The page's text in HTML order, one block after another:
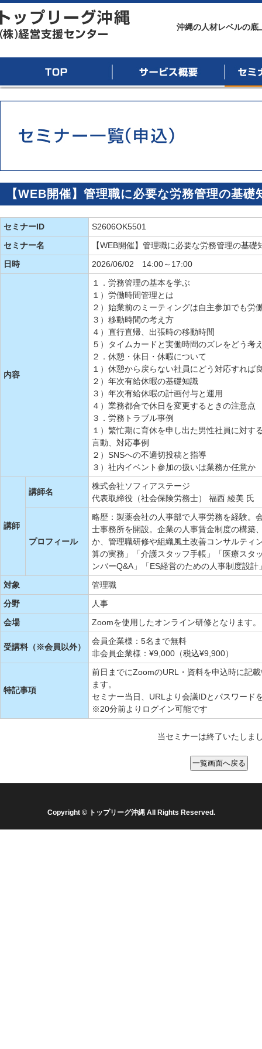
沖縄の人材レベルの底
【WEB開催】管理職に必要な労務管理の基礎
セミナーID
S2606OK5501
セミナー名
【WEB開催】管理職に必要な労務管理の基礎
日時
2026/06/02 14:00～17:00
内容
１．労務管理の基本を学ぶ
１）労働時間管理とは
２）始業前のミーティングは自主参加でも労
３）移動時間の考え方
４）直行直帰、出張時の移動時間
５）タイムカードと実働時間のズレをどう考
２．休憩・休日・休暇について
１）休憩から戻らない社員にどう対応すれば
２）年次有給休暇の基礎知識
３）年次有給休暇の計画付与と運用
４）業務都合で休日を変更するときの注意点
３．労務トラブル事例
１）繁忙期に育休を申し出た男性社員に対す
言動、対応事例
２）SNSへの不適切投稿と指導
３）社内イベント参加の扱いは業務か任意か
講師
講師名
株式会社ソフィアステージ
代表取締役（社会保険労務士） 福西 綾美 氏
プロフィール
略歴：製薬会社の人事部で人事労務を経験。
士事務所を開設。企業の人事賃金制度の構築
か、管理職研修や組織風土改善コンサルティ
算の実務」「介護スタッフ手帳」「医療スタ
ンバーQ&A」「ES経営のための人事制度設計
対象
管理職
分野
人事
会場
Zoomを使用したオンライン研修となります。
受講料（※会員以外）
会員企業様：5名まで無料
非会員企業様：¥9,000（税込¥9,900）
特記事項
前日までにZoomのURL・資料を申込時に記
ます。
セミナー当日、URLより会議IDとパスワード
※20分前よりログイン可能です
当セミナーは終了いたしま
Copyright © トップリーグ沖縄 All Rights Reserved.